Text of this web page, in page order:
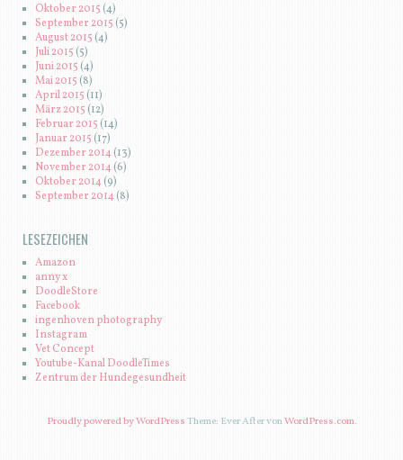
Oktober 2015 (4)
September 2015 (5)
August 2015 (4)
Juli 2015 (5)
Juni 2015 (4)
Mai 2015(8)
April 2015 (11)
März 2015 (12)
Februar 2015 (14)
Januar 2015 (17)
Dezember 2014(13)
November 2014(6)
Oktober 2014(9)
September 2014(8)
LESEZEICHEN
Amazon
anny x
DoodleStore
Facebook
ingenhoven photography
Instagram
Vet Concept
Youtube-Kanal DoodleTimes
Zentrum der Hundegesundheit
Proudly powered by WordPressTheme: Ever After vonWordPress.com.